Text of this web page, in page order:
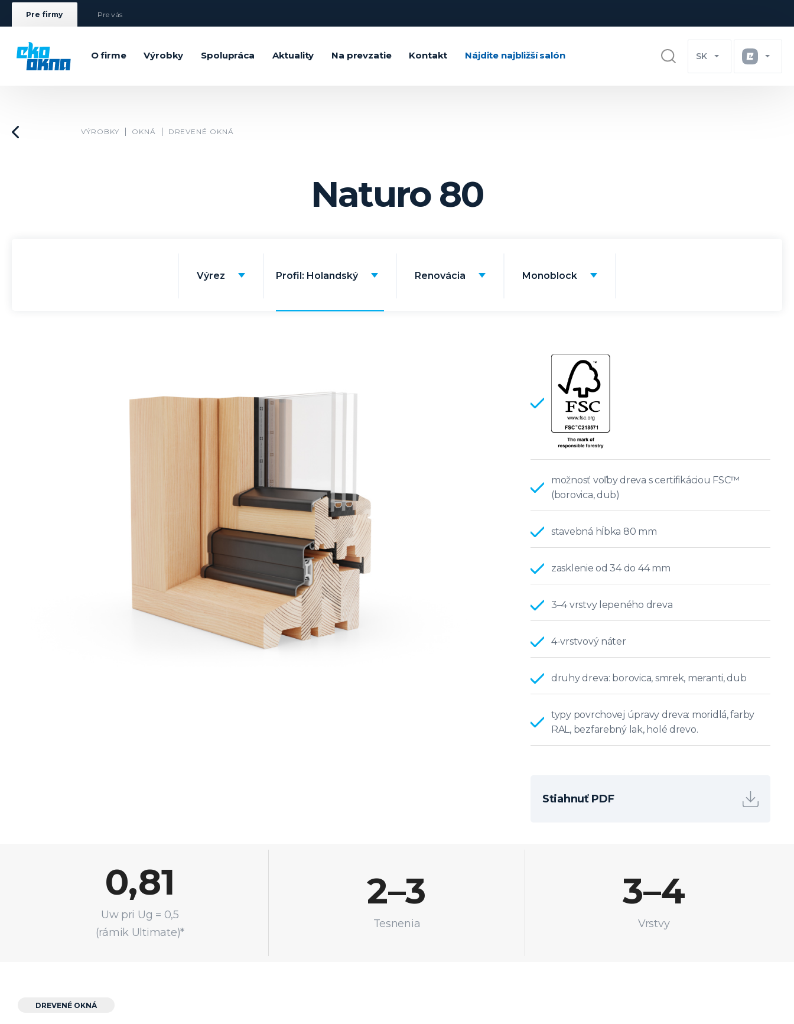
Pre firmy Pre vás
O firme Výrobky Spolupráca Aktuality Na prevzatie Kontakt Nájdite najbližší salón SK
VÝROBKY OKNÁ DREVENÉ OKNÁ
Naturo 80
Výrez Profil: Holandský Renovácia Monoblock
možnosť voľby dreva s certifikáciou FSC™
(borovica, dub)
stavebná hĺbka 80 mm
zasklenie od 34 do 44 mm
3–4 vrstvy lepeného dreva
4-vrstvový náter
druhy dreva: borovica, smrek, meranti, dub
typy povrchovej úpravy dreva: moridlá, farby
RAL, bezfarebný lak, holé drevo.
Stiahnuť PDF
0,81
Uw pri Ug = 0,5
(rámik Ultimate)*
2–3
Tesnenia
3–4
Vrstvy
DREVENÉ OKNÁ